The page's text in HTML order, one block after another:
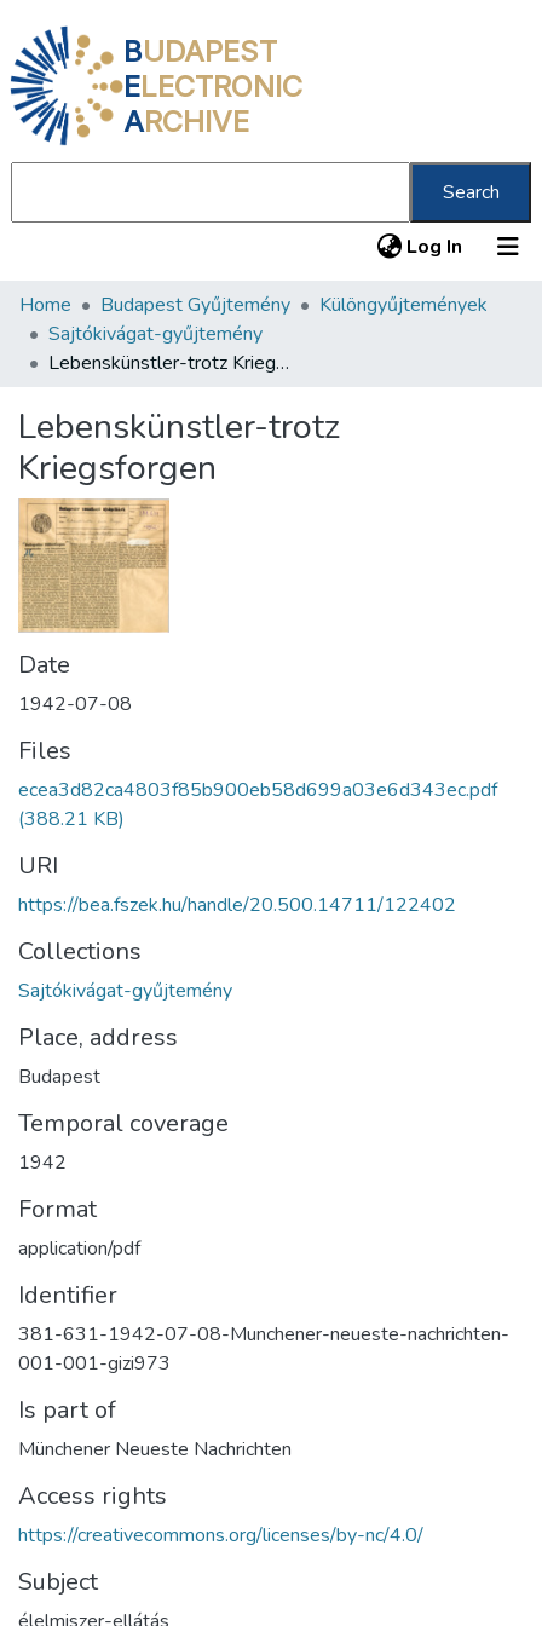
BUDAPEST
ELECTRONIC
ARCHIVE
Search
Log In (current)
Communities & Collections
All of DSpace
About us
Home Budapest Gyűjtemény
Különgyűjtemények
Sajtókivágat-gyűjtemény
Lebenskünstler-trotz Kriegsforgen
Lebenskünstler-trotz
Kriegsforgen
Date
1942-07-08
Files
ecea3d82ca4803f85b900eb58d699a03e6d343ec.pdf
(388.21 KB)
URI
https://bea.fszek.hu/handle/20.500.14711/122402
Collections
Sajtókivágat-gyűjtemény
Place, address
Budapest
Temporal coverage
1942
Format
application/pdf
Identifier
381-631-1942-07-08-Munchener-neueste-nachrichten-
001-001-gizi973
Is part of
Münchener Neueste Nachrichten
Access rights
https://creativecommons.org/licenses/by-nc/4.0/
Subject